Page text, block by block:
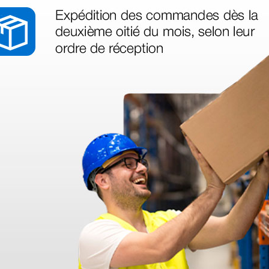
4 -
y
Linterna de exploración
Led Delta - Rojo
4,71 €5,41 €
(Precio sin IVA)
1 ud.
Led
4,71 €
(Precio sin